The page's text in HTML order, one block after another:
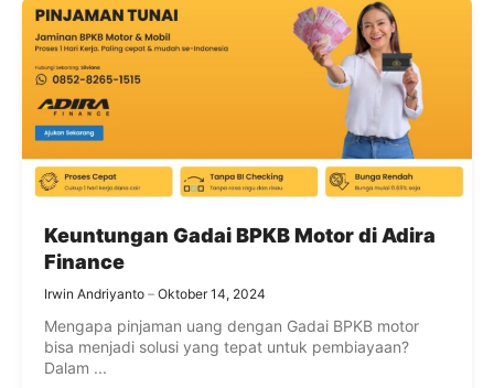
Keuntungan Gadai BPKB Motor di Adira
Finance
Irwin Andriyanto Oktober 14, 2024
Mengapa pinjaman uang dengan Gadai BPKB motor
bisa menjadi solusi yang tepat untuk pembiayaan?
Dalam ...